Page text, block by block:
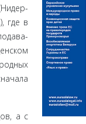
где в
а с